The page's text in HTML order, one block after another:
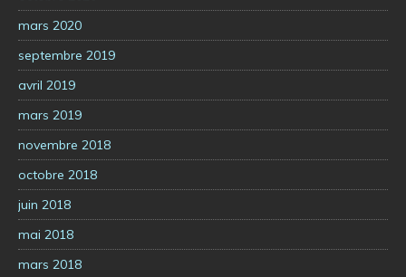
mars 2020
septembre 2019
avril 2019
mars 2019
novembre 2018
octobre 2018
juin 2018
mai 2018
mars 2018